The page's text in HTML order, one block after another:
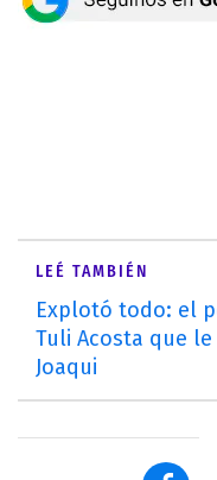
LEÉ TAMBIÉN
Explotó todo: el
Tuli Acosta que
Joaqui